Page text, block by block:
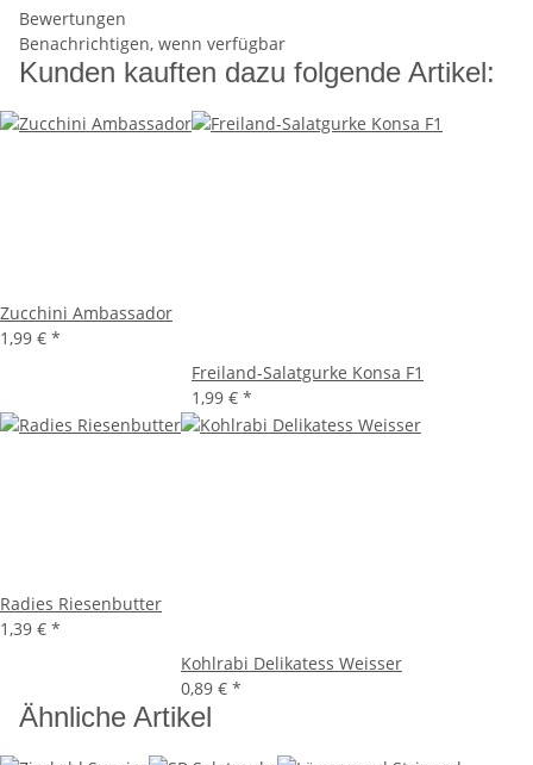
Bewertungen
Benachrichtigen, wenn verfügbar
Kunden kauften dazu folgende Artikel:
Zucchini Ambassador
1,99 € *
Freiland-Salatgurke Konsa F1
1,99 € *
Radies Riesenbutter
1,39 € *
Kohlrabi Delikatess Weisser
0,89 € *
Ähnliche Artikel